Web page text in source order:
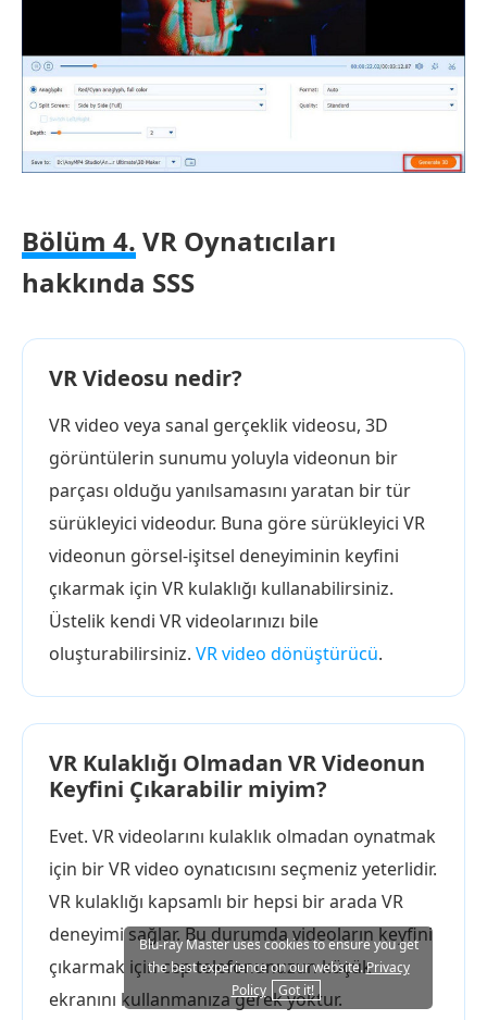
Bölüm 4. VR Oynatıcıları
hakkında SSS
VR Videosu nedir?
VR video veya sanal gerçeklik videosu, 3D
görüntülerin sunumu yoluyla videonun bir
parçası olduğu yanılsamasını yaratan bir tür
sürükleyici videodur. Buna göre sürükleyici VR
videonun görsel-işitsel deneyiminin keyfini
çıkarmak için VR kulaklığı kullanabilirsiniz.
Üstelik kendi VR videolarınızı bile
oluşturabilirsiniz. VR video dönüştürücü.
VR Kulaklığı Olmadan VR Videonun
Keyfini Çıkarabilir miyim?
Evet. VR videolarını kulaklık olmadan oynatmak
için bir VR video oynatıcısını seçmeniz yeterlidir.
VR kulaklığı kapsamlı bir hepsi bir arada VR
deneyimi sağlar. Bu durumda videoların keyfini
çıkarmak için cep telefonunuzun küçük
ekranını kullanmanıza gerek yoktur.
Blu-ray Master uses cookies to ensure you get
the best experience on our website.Privacy
Policy
Got it!